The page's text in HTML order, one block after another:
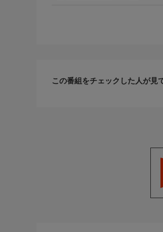
この番組をチェックした人が見